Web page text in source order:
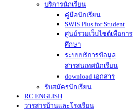
บริการนักเรียน
คู่มือนักเรียน
SWIS Plus for Student
ศูนย์รวมเว็บไซต์เพื่อการ
ศึกษา
ระบบบริการข้อมูล
สารสนเทศนักเรียน
download เอกสาร
รับสมัครนักเรียน
RC ENGLISH
วารสารบ้านและโรงเรียน